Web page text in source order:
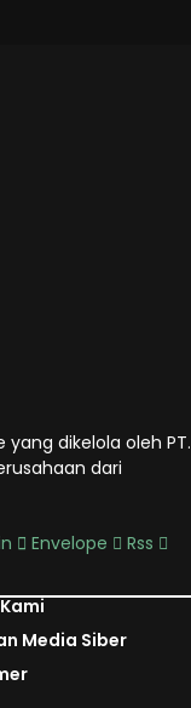
dikelola oleh PT.
dari
Envelope
Rss
Media Siber